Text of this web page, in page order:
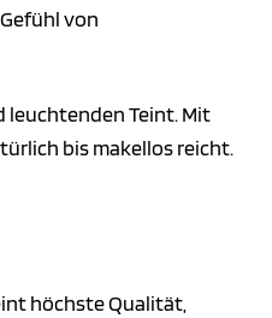
von
leuchtenden Teint. Mit
bis makellos reicht.
höchste Qualität,